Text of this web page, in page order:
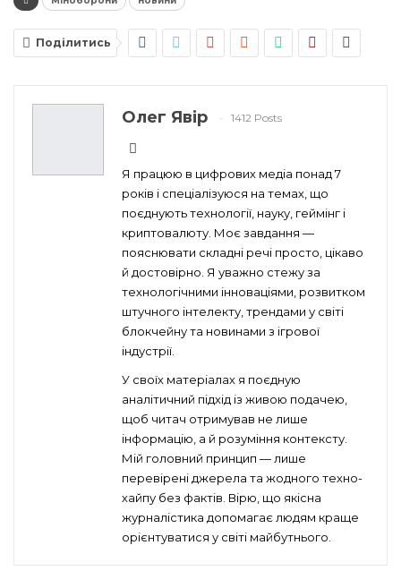
Поділитись
Олег Явір 1412 Posts
Я працюю в цифрових медіа понад 7
років і спеціалізуюся на темах, що
поєднують технології, науку, геймінг і
криптовалюту. Моє завдання —
пояснювати складні речі просто, цікаво
й достовірно. Я уважно стежу за
технологічними інноваціями, розвитком
штучного інтелекту, трендами у світі
блокчейну та новинами з ігрової
індустрії.
У своїх матеріалах я поєдную
аналітичний підхід із живою подачею,
щоб читач отримував не лише
інформацію, а й розуміння контексту.
Мій головний принцип — лише
перевірені джерела та жодного техно-
хайпу без фактів. Вірю, що якісна
журналістика допомагає людям краще
орієнтуватися у світі майбутнього.